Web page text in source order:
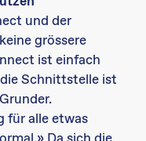
und der
grössere
ist einfach
Schnittstelle ist
für alle etwas